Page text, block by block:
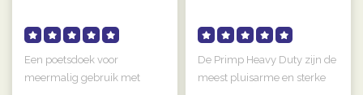
Een poetsdoek voor
meermalig gebruik met
De Primp Heavy Duty zijn de
meest pluisarme en sterke